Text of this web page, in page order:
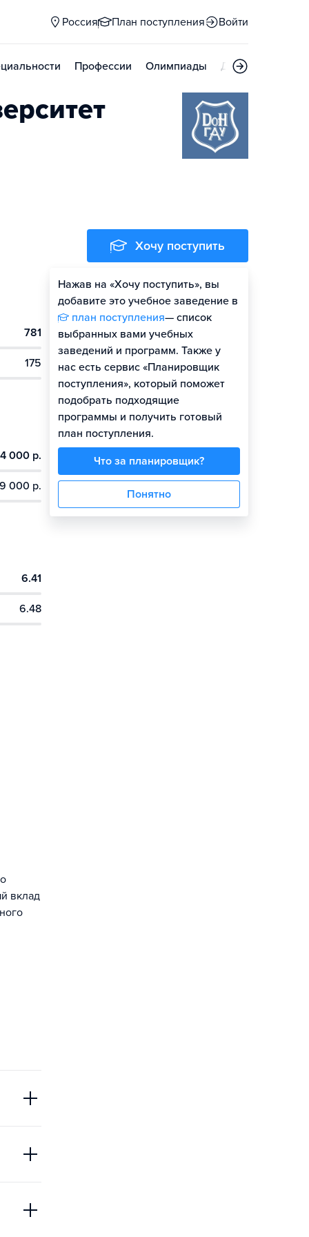
Россия План поступления Войти
Профессии Олимпиады Дни открытых
781
175
000 р.
000 р.
6.41
6.48
вклад
Хочу поступить
Нажав на «Хочу поступить», вы
добавите это учебное заведение в
план поступления— список
выбранных вами учебных
заведений и программ. Также у
нас есть сервис «Планировщик
поступления», который поможет
подобрать подходящие
программы и получить готовый
план поступления.
Что за планировщик?
Понятно
Оценить шансы